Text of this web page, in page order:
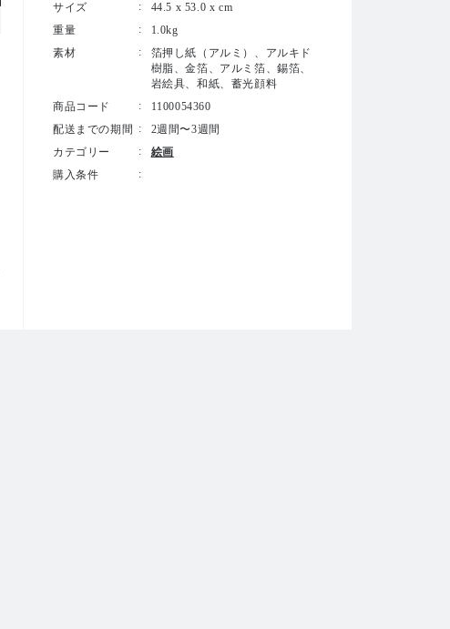
サイズ
44.5 x 53.0 x cm
重量
1.0kg
素材
箔押し紙（アルミ）、アルキド
樹脂、金箔、アルミ箔、錫箔、
岩絵具、和紙、蓄光顔料
商品コード
1100054360
配送までの期間
2週間〜3週間
カテゴリー
絵画
購入条件